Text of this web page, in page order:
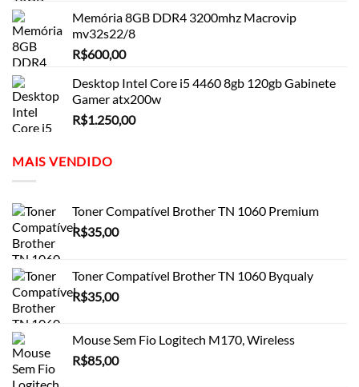
Memória 8GB DDR4 3200mhz Macrovip
mv32s22/8
R$600,00
Desktop Intel Core i5 4460 8gb 120gb Gabinete
Gamer atx200w
R$1.250,00
MAIS VENDIDO
Toner Compatível Brother TN 1060 Premium
R$35,00
Toner Compatível Brother TN 1060 Byqualy
R$35,00
Mouse Sem Fio Logitech M170, Wireless
R$85,00